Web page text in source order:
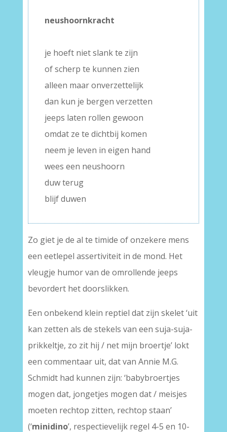
neushoornkracht
je hoeft niet slank te zijn
of scherp te kunnen zien
alleen maar onverzettelijk
dan kun je bergen verzetten
jeeps laten rollen gewoon
omdat ze te dichtbij komen
neem je leven in eigen hand
wees een neushoorn
duw terug
blijf duwen
Zo giet je de al te timide of onzekere mens
een eetlepel assertiviteit in de mond. Het
vleugje humor van de omrollende jeeps
bevordert het doorslikken.
Een onbekend klein reptiel dat zijn skelet ‘uit
kan zetten als de stekels van een suja-suja-
prikkeltje, zo zit hij / net mijn broertje’ lokt
een commentaar uit, dat van Annie M.G.
Schmidt had kunnen zijn: ‘babybroertjes
mogen dat, jongetjes mogen dat / meisjes
moeten rechtop zitten, rechtop staan’
(‘minidino’, respectievelijk regel 4-5 en 10-